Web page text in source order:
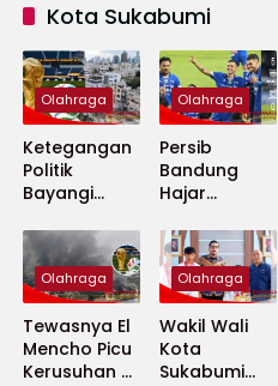
Kota Sukabumi
Olahraga
Ketegangan
Politik
Bayangi
Piala Dunia
2026
Olahraga
Persib
Bandung
Hajar
United 5-0,
Perkuat
Puncak
Klasemen BRI
Super
League
Olahraga
Tewasnya El
Mencho Picu
Kerusuhan di
Olahraga
Wakil Wali
Kota
Sukabumi